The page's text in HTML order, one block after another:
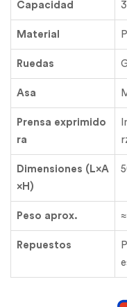
Capacidad
Material
Ruedas
Asa
Prensa exprimido
ra
Dimensiones (L×A
×H)
Peso aprox.
Repuestos